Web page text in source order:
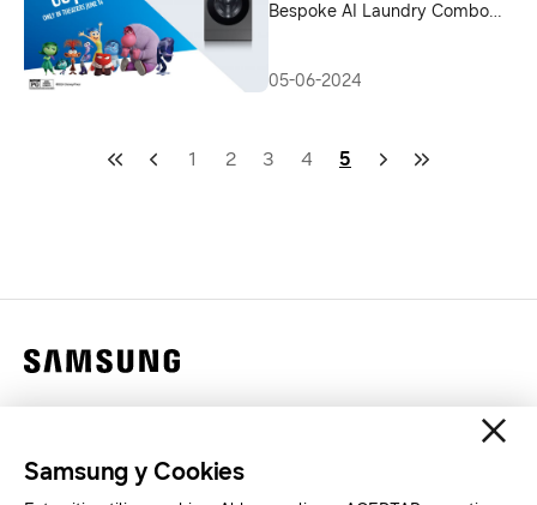
Bespoke AI Laundry Combo™
2”
05-06-2024
1 2 3 4 5
Legales
Samsung y Cookies